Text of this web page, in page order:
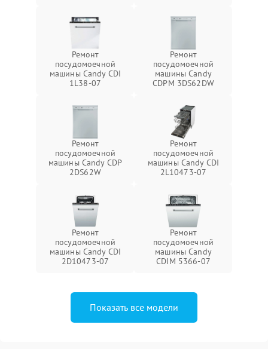
Ремонт
посудомоечной
машины Candy CDI
1L38-07
Ремонт
посудомоечной
машины Candy
CDPM 3DS62DW
Ремонт
посудомоечной
машины Candy CDP
2DS62W
Ремонт
посудомоечной
машины Candy CDI
2L10473-07
Ремонт
посудомоечной
машины Candy CDI
2D10473-07
Ремонт
посудомоечной
машины Candy
CDIM 5366-07
Показать все модели